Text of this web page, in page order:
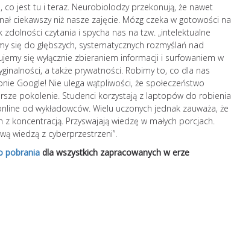
jest tu i teraz. Neurobiolodzy przekonują, że nawet
ciekawszy niż nasze zajęcie. Mózg czeka w gotowości na
czytania i spycha nas na tzw. „intelektualne
się do głębszych, systematycznych rozmyślań nad
się wyłącznie zbieraniem informacji i surfowaniem w
a także prywatności. Robimy to, co dla nas
Google! Nie ulega wątpliwości, że społeczeństwo
pokolenie. Studenci korzystają z laptopów do robienia
od wykładowców. Wielu uczonych jednak zauważa, że
Przyswajają wiedzę w małych porcjach.
wiedzą z cyberprzestrzeni”.
pobrania dla wszystkich zapracowanych w erze